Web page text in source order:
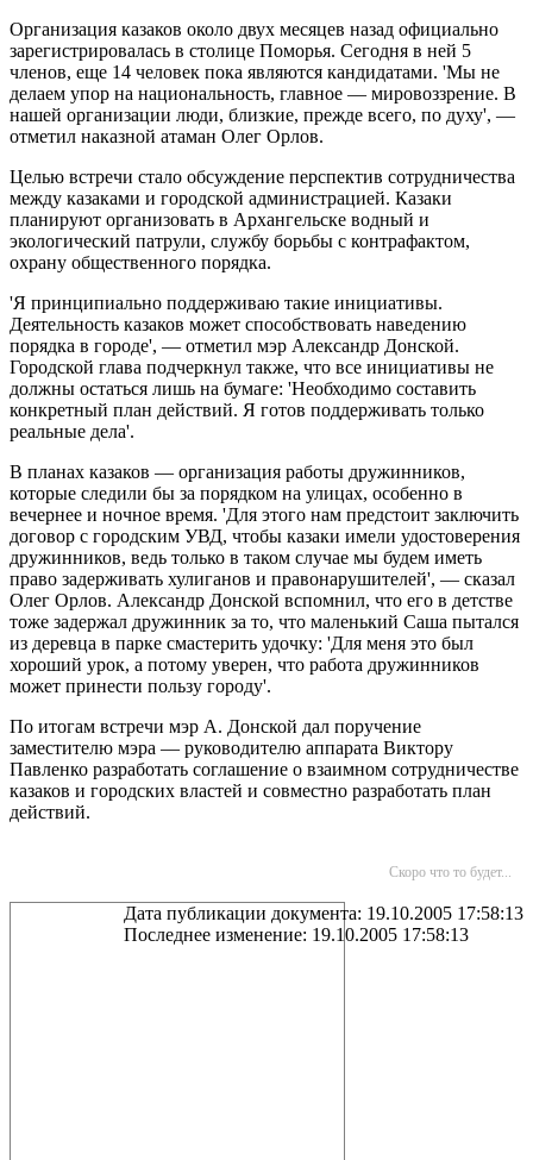
Организация казаков около двух месяцев назад официально
зарегистрировалась в столице Поморья. Сегодня в ней 5
членов, еще 14 человек пока являются кандидатами. 'Мы не
делаем упор на национальность, главное — мировоззрение. В
нашей организации люди, близкие, прежде всего, по духу', —
отметил наказной атаман Олег Орлов.
Целью встречи стало обсуждение перспектив сотрудничества
между казаками и городской администрацией. Казаки
планируют организовать в Архангельске водный и
экологический патрули, службу борьбы с контрафактом,
охрану общественного порядка.
'Я принципиально поддерживаю такие инициативы.
Деятельность казаков может способствовать наведению
порядка в городе', — отметил мэр Александр Донской.
Городской глава подчеркнул также, что все инициативы не
должны остаться лишь на бумаге: 'Необходимо составить
конкретный план действий. Я готов поддерживать только
реальные дела'.
В планах казаков — организация работы дружинников,
которые следили бы за порядком на улицах, особенно в
вечернее и ночное время. 'Для этого нам предстоит заключить
договор с городским УВД, чтобы казаки имели удостоверения
дружинников, ведь только в таком случае мы будем иметь
право задерживать хулиганов и правонарушителей', — сказал
Олег Орлов. Александр Донской вспомнил, что его в детстве
тоже задержал дружинник за то, что маленький Саша пытался
из деревца в парке смастерить удочку: 'Для меня это был
хороший урок, а потому уверен, что работа дружинников
может принести пользу городу'.
По итогам встречи мэр А. Донской дал поручение
заместителю мэра — руководителю аппарата Виктору
Павленко разработать соглашение о взаимном сотрудничестве
казаков и городских властей и совместно разработать план
действий.
Скоро что то будет...
Дата публикации документа: 19.10.2005 17:58:13
Последнее изменение: 19.10.2005 17:58:13